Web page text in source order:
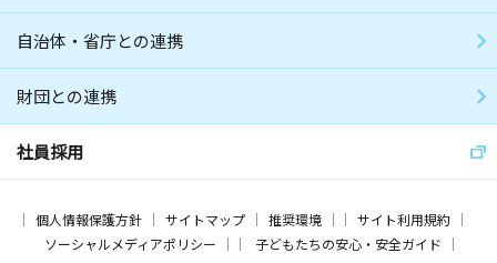
自治体・省庁との連携
財団との連携
社員採用
個人情報保護方針 サイトマップ 推奨環境
サイト利用規約
ソーシャルメディアポリシー
子どもたちの安心・安全ガイド